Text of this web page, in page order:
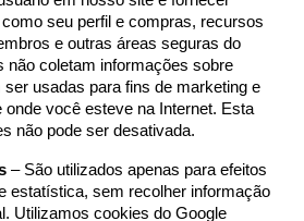
em nosso site e fornecer
seu perfil e compras, recursos
e outras áreas seguras do
não coletam informações sobre
ser usadas para fins de marketing e
onde você esteve na Internet. Esta
não pode ser desativada.
– São utilizados apenas para efeitos
estatística, sem recolher informação